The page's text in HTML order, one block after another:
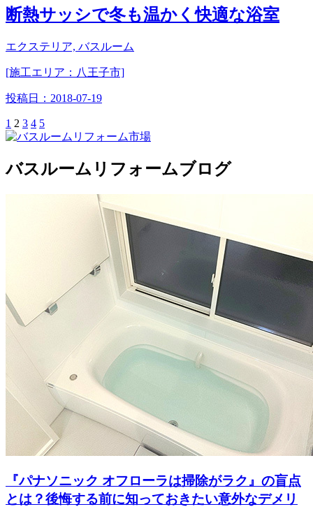
断熱サッシで冬も温かく快適な浴室
エクステリア, バスルーム
[施工エリア：八王子市]
投稿日： 2018-07-19
1 2 3 4 5
バスルームリフォームブログ
『パナソニック オフローラは掃除がラク』の盲点
とは？後悔する前に知っておきたい意外なデメリ